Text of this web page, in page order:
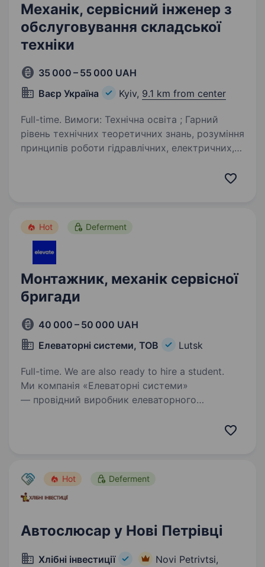
Механік, сервісний інженер з
обслуговування складської
техніки
35 000 – 55 000 UAH
Ваєр Україна
Kyiv, 9.1 km from center
Full-time. Вимоги: Технічна освіта ; Гарний
рівень технічних теоретичних знань, розуміння
принципів роботи гідравлічних, електричних,
Hot Deferment
Монтажник, механік сервісної
бригади
40 000 – 50 000 UAH
Елеваторні системи, ТОВ
Lutsk
Full-time. We are also ready to hire a student.
Ми компанія «Елеваторні системи»
— провідний виробник елеваторного
допомагаємо нашим клієнтам: КERNEL, МХП,
Hot Deferment
Автослюсар у Нові Петрівці
Хлібні інвестиції
Novi Petrivtsi,